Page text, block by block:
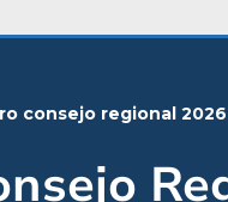
consejo regional 2026